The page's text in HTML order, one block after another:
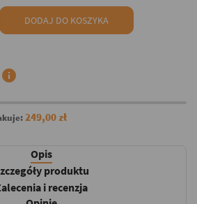
DODAJ DO KOSZYKA
info
249,00 zł
Opis
produktu
i recenzja